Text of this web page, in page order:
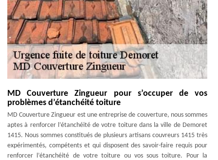
MD Couverture Zingueur pour s’occuper de vos
problèmes d’étanchéité toiture
MD Couverture Zingueur est une entreprise de couverture, nous sommes
aptes à renforcer l’étanchéité de votre toiture dans la ville de Demoret
1415. Nous sommes constitués de plusieurs artisans couvreurs 1415 très
expérimentés, compétents et qui disposent des savoir-faire requis pour
renforcer l’étanchéité de votre toiture ou vos sous toiture. Pour la